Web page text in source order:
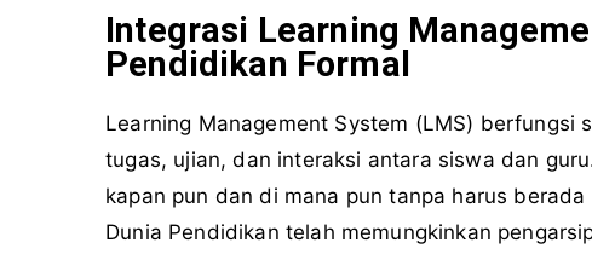
Integrasi Learning
Pendidikan Formal
Learning Management System (LMS)
tugas, ujian, dan interaksi antara siswa dan
kapan pun dan di mana pun tanpa harus
Dunia Pendidikan telah memungkinkan